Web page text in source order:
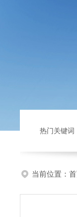
热门关键词
当前位置：